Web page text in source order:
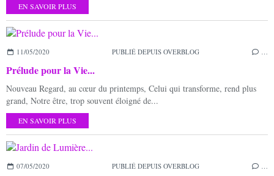
EN SAVOIR PLUS
11/05/2020 PUBLIÉ DEPUIS OVERBLOG
Prélude pour la Vie...
Nouveau Regard, au cœur du printemps, Celui qui transforme, rend plus
grand, Notre être, trop souvent éloigné de...
EN SAVOIR PLUS
07/05/2020 PUBLIÉ DEPUIS OVERBLOG